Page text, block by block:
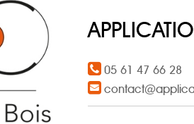
05 61 47 66 28